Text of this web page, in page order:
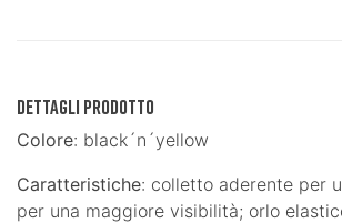
DETTAGLI PRODOTTO
Colore: black´n´yellow
Caratteristiche: colletto aderente per
per una maggiore visibilità; orlo